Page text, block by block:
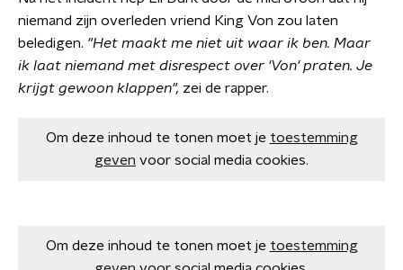
niemand zijn overleden vriend King Von zou laten
beledigen. "Het maakt me niet uit waar ik ben. Maar
ik laat niemand met disrespect over 'Von' praten. Je
krijgt gewoon klappen", zei de rapper.
Om deze inhoud te tonen moet je toestemming
geven voor social media cookies.
Om deze inhoud te tonen moet je toestemming